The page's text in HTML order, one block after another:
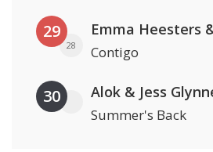
29
28
Emma Heesters
Contigo
30 Alok & Jess
Summer's Back